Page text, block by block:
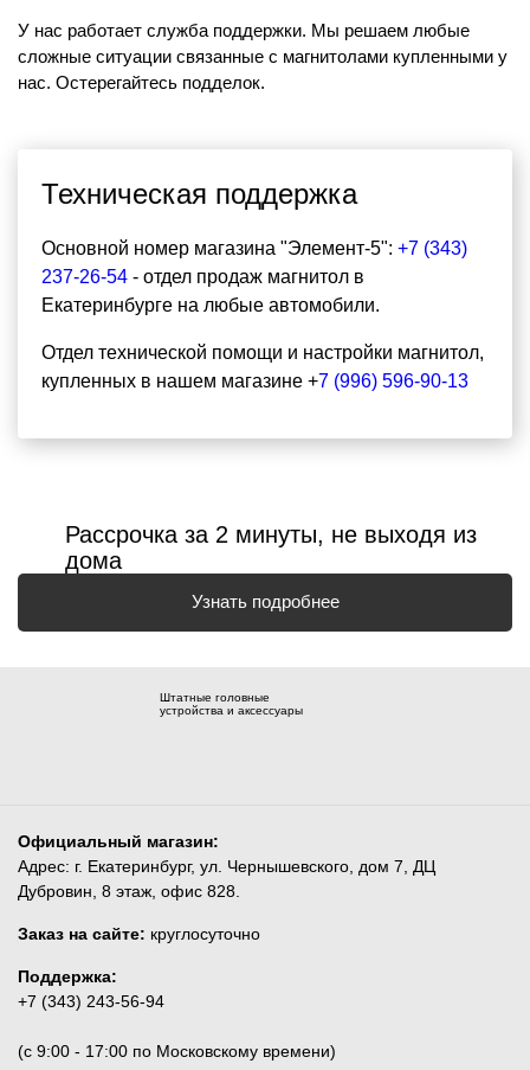
У нас работает служба поддержки. Мы решаем любые
сложные ситуации связанные с магнитолами купленными у
нас. Остерегайтесь подделок.
Техническая поддержка
Основной номер магазина "Элемент-5": +7 (343)
237-26-54 - отдел продаж магнитол в
Екатеринбурге на любые автомобили.
Отдел технической помощи и настройки магнитол,
купленных в нашем магазине +7 (996) 596-90-13
Рассрочка за 2 минуты, не выходя из
дома
Узнать подробнее
Штатные головные
устройства и аксессуары
Официальный магазин:
Адрес: г. Екатеринбург, ул. Чернышевского, дом 7, ДЦ
Дубровин, 8 этаж, офис 828.
Заказ на сайте: круглосуточно
Поддержка:
+7 (343) 243-56-94
(c 9:00 - 17:00 по Московскому времени)